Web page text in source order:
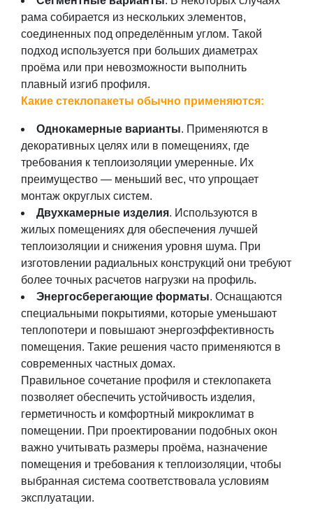
рама собирается из нескольких элементов,
соединенных под определённым углом. Такой
подход используется при больших диаметрах
проёма или при невозможности выполнить
плавный изгиб профиля.
Какие стеклопакеты обычно применяются:
Однокамерные варианты. Применяются в
декоративных целях или в помещениях, где
требования к теплоизоляции умеренные. Их
преимущество — меньший вес, что упрощает
монтаж округлых систем.
Двухкамерные изделия. Используются в
жилых помещениях для обеспечения лучшей
теплоизоляции и снижения уровня шума. При
изготовлении радиальных конструкций они требуют
более точных расчетов нагрузки на профиль.
Энергосберегающие форматы. Оснащаются
специальными покрытиями, которые уменьшают
теплопотери и повышают энергоэффективность
помещения. Такие решения часто применяются в
современных частных домах.
Правильное сочетание профиля и стеклопакета
позволяет обеспечить устойчивость изделия,
герметичность и комфортный микроклимат в
помещении. При проектировании подобных окон
важно учитывать размеры проёма, назначение
помещения и требования к теплоизоляции, чтобы
выбранная система соответствовала условиям
эксплуатации.